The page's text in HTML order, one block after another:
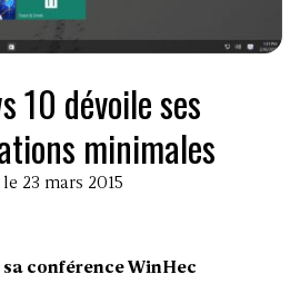
10 dévoile ses
minimales
23 mars 2015
sa conférence WinHec